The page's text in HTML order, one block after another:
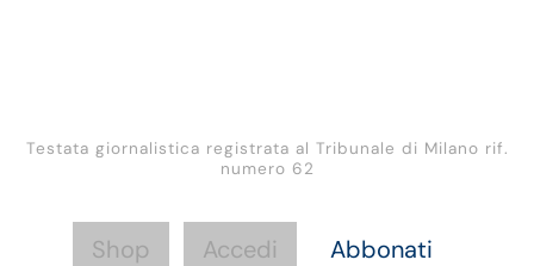
Testata giornalistica registrata al Tribunale di Milano rif.
numero 62
Shop Accedi Abbonati